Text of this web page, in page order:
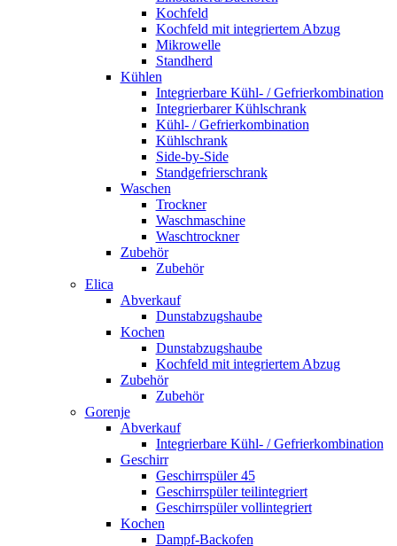
Kochfeld
Kochfeld mit integriertem Abzug
Mikrowelle
Standherd
Kühlen
Integrierbare Kühl- / Gefrierkombination
Integrierbarer Kühlschrank
Kühl- / Gefrierkombination
Kühlschrank
Side-by-Side
Standgefrierschrank
Waschen
Trockner
Waschmaschine
Waschtrockner
Zubehör
Zubehör
Elica
Abverkauf
Dunstabzugshaube
Kochen
Dunstabzugshaube
Kochfeld mit integriertem Abzug
Zubehör
Zubehör
Gorenje
Abverkauf
Integrierbare Kühl- / Gefrierkombination
Geschirr
Geschirrspüler 45
Geschirrspüler teilintegriert
Geschirrspüler vollintegriert
Kochen
Dampf-Backofen